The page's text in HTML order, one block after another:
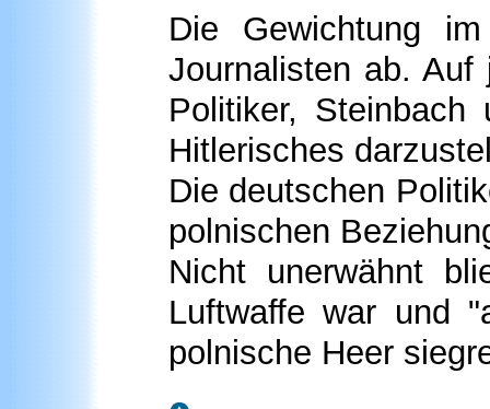
Die Gewichtung
Journalisten ab.
Politiker,
Hitlerisches
Die deutschen
polnischen
Nicht unerwähnt
Luftwaffe war und
polnische Heer